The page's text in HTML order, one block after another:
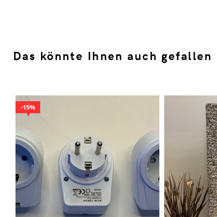
Das könnte Ihnen auch
15%